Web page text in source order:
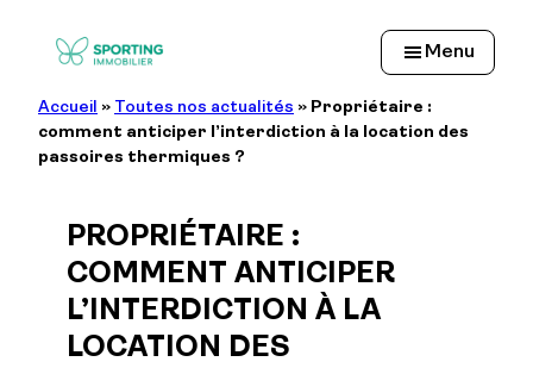
Menu
Accueil » Toutes nos actualités » Propriétaire :
comment anticiper l’interdiction à la location des
passoires thermiques ?
PROPRIÉTAIRE :
COMMENT ANTICIPER
L’INTERDICTION À LA
LOCATION DES